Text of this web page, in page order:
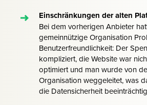
Einschränkungen der alten
Bei dem vorherigen Anbieter
gemeinnützige Organisation
Benutzerfreundlichkeit: Der
kompliziert, die Website war
optimiert und man wurde von
Organisation weggeleitet, was
die Datensicherheit